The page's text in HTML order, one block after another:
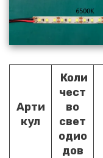
Арти
кул
Коли
чест
во
свет
одио
дов